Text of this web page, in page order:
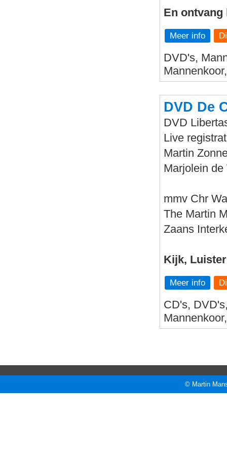
En ontvang
Meer info
DVD's,
DVD De
DVD
Live
Martin
Marjolein
mmv Chr
The Martin
Zaans
Kijk,
Meer info
CD's,
© Martin